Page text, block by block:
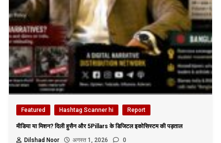
Featured Hashtag Scanner hi Report
मीडिया या मिशन? दिली हुसैन और 5Pillars के डिजिटल इकोसिस्टम की पड़ताल
Dilshad Noor
अगस्त 1, 2026 0